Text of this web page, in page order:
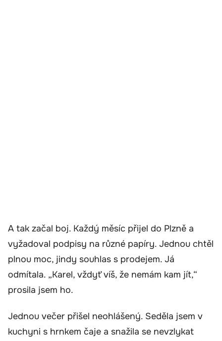
A tak začal boj. Každý měsíc přijel do Plzně a
vyžadoval podpisy na různé papíry. Jednou chtěl
plnou moc, jindy souhlas s prodejem. Já
odmítala. „Karel, vždyť víš, že nemám kam jít,“
prosila jsem ho.
Jednou večer přišel neohlášený. Seděla jsem v
kuchyni s hrnkem čaje a snažila se nevzlykat